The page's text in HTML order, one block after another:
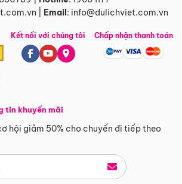
Email: info@dulichviet.com.vn
tin khuyến mãi
hội giảm 50% cho chuyến đi tiếp theo
Kết nối với chúng tôi Chấp nhận thanh toán